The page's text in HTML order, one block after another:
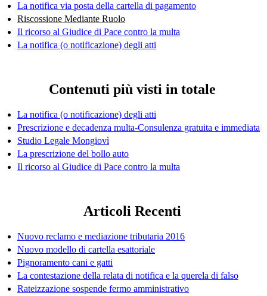
La notifica via posta della cartella di pagamento
Riscossione Mediante Ruolo
Il ricorso al Giudice di Pace contro la multa
La notifica (o notificazione) degli atti
Contenuti più visti in totale
La notifica (o notificazione) degli atti
Prescrizione e decadenza multa-Consulenza gratuita e immediata
Studio Legale Mongiovì
La prescrizione del bollo auto
Il ricorso al Giudice di Pace contro la multa
Articoli Recenti
Nuovo reclamo e mediazione tributaria 2016
Nuovo modello di cartella esattoriale
Pignoramento cani e gatti
La contestazione della relata di notifica e la querela di falso
Rateizzazione sospende fermo amministrativo